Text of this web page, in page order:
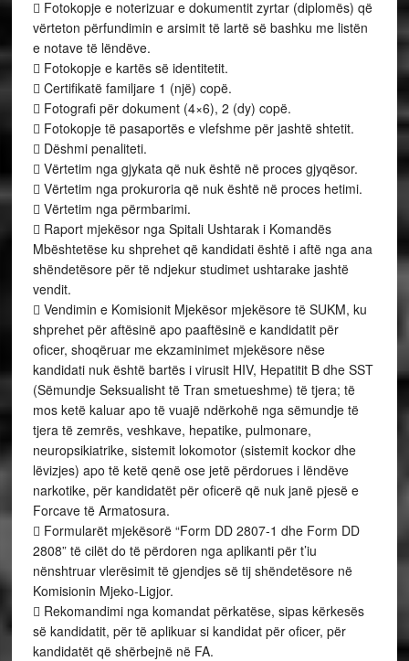
 Fotokopje e noterizuar e dokumentit zyrtar (diplomës) që
vërteton përfundimin e arsimit të lartë së bashku me listën
e notave të lëndëve.
 Fotokopje e kartës së identitetit.
 Certifikatë familjare 1 (një) copë.
 Fotografi për dokument (4×6), 2 (dy) copë.
 Fotokopje të pasaportës e vlefshme për jashtë shtetit.
 Dëshmi penaliteti.
 Vërtetim nga gjykata që nuk është në proces gjyqësor.
 Vërtetim nga prokuroria që nuk është në proces hetimi.
 Vërtetim nga përmbarimi.
 Raport mjekësor nga Spitali Ushtarak i Komandës
Mbështetëse ku shprehet që kandidati është i aftë nga ana
shëndetësore për të ndjekur studimet ushtarake jashtë
vendit.
 Vendimin e Komisionit Mjekësor mjekësore të SUKM, ku
shprehet për aftësinë apo paaftësinë e kandidatit për
oficer, shoqëruar me ekzaminimet mjekësore nëse
kandidati nuk është bartës i virusit HIV, Hepatitit B dhe SST
(Sëmundje Seksualisht të Tran smetueshme) të tjera; të
mos ketë kaluar apo të vuajë ndërkohë nga sëmundje të
tjera të zemrës, veshkave, hepatike, pulmonare,
neuropsikiatrike, sistemit lokomotor (sistemit kockor dhe
lëvizjes) apo të ketë qenë ose jetë përdorues i lëndëve
narkotike, për kandidatët për oficerë që nuk janë pjesë e
Forcave të Armatosura.
 Formularët mjekësorë “Form DD 2807-1 dhe Form DD
2808” të cilët do të përdoren nga aplikanti për t’iu
nënshtruar vlerësimit të gjendjes së tij shëndetësore në
Komisionin Mjeko-Ligjor.
 Rekomandimi nga komandat përkatëse, sipas kërkesës
së kandidatit, për të aplikuar si kandidat për oficer, për
kandidatët që shërbejnë në FA.